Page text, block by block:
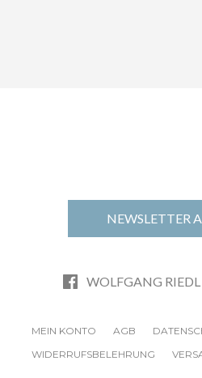
NEWSLETTER
WOLFGANG
MEIN KONTO AGB
WIDERRUFSBELEHRUNG